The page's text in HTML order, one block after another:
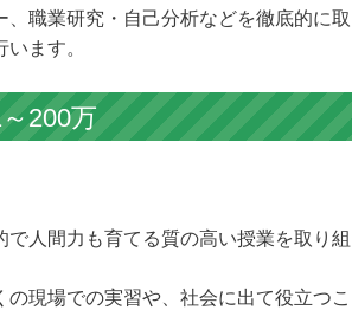
職業研究・自己分析などを徹底的に取
ます。
200万
人間力も育てる質の高い授業を取り組
現場での実習や、社会に出て役立つこ